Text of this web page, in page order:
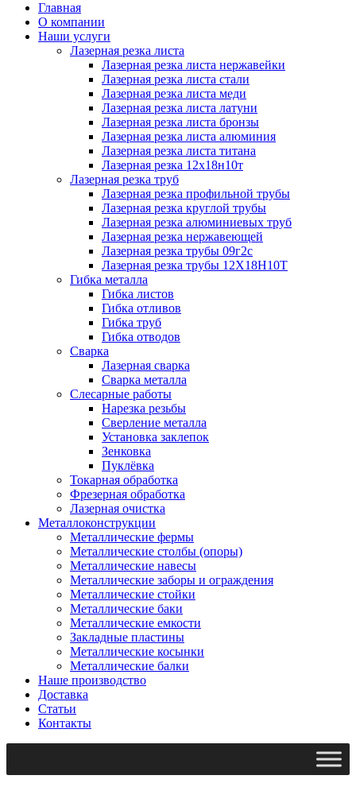
Главная
О компании
Наши услуги
Лазерная резка листа
Лазерная резка листа нержавейки
Лазерная резка листа стали
Лазерная резка листа меди
Лазерная резка листа латуни
Лазерная резка листа бронзы
Лазерная резка листа алюминия
Лазерная резка листа титана
Лазерная резка 12х18н10т
Лазерная резка труб
Лазерная резка профильной трубы
Лазерная резка круглой трубы
Лазерная резка алюминиевых труб
Лазерная резка нержавеющей
Лазерная резка трубы 09г2с
Лазерная резка трубы 12Х18Н10Т
Гибка металла
Гибка листов
Гибка отливов
Гибка труб
Гибка отводов
Сварка
Лазерная сварка
Сварка металла
Слесарные работы
Нарезка резьбы
Сверление металла
Установка заклепок
Зенковка
Пуклёвка
Токарная обработка
Фрезерная обработка
Лазерная очистка
Металлоконструкции
Металлические фермы
Металлические столбы (опоры)
Металлические навесы
Металлические заборы и ограждения
Металлические стойки
Металлические баки
Металлические емкости
Закладные пластины
Металлические косынки
Металлические балки
Наше производство
Доставка
Статьи
Контакты